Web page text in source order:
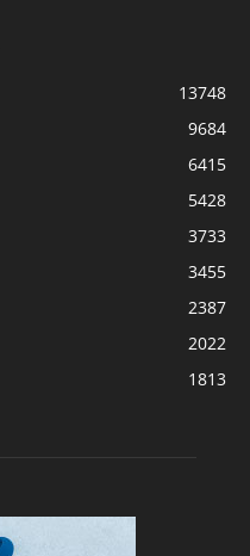
13748
9684
6415
5428
3733
3455
2387
2022
1813